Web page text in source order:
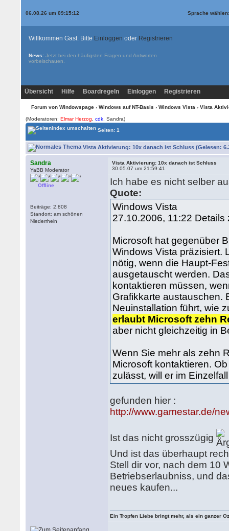
06.08.26 um 09:15:12 Sprache
Willkommen Gast. Bitte Einloggen oder Registrieren
News: Jetzt bei den häufigsten Fragen und Antworten
vorbeischauen.
Übersicht Hilfe Boardregeln Einloggen Registrieren
Forum von Windowspage› Windows auf NT-Basis › Windows Vista › Vista
(Moderatoren:Elmar Herzog ,cdk , Sandra)
Seiten: 1
Vista Aktivierung: 10x danach ist Schluss (Gelesen:
Sandra
YaBB Moderator
Offline
Beiträge: 2.808
Standort: am schönen
Niederrhein
Vista Aktivierung: 10x danach ist Schluss
30.05.07 um 21:59:41
Ich habe es nicht selber
Quote:
Windows Vista
27.10.2006, 11:22 Details
Microsoft hat gegenüber
Windows Vista präzisiert.
nötig, wenn die Haupt-
ausgetauscht werden.
kontaktieren müssen,
Grafikkarte austauschen.
Neuinstallation führt, wie
erlaubt Microsoft zehn
aber nicht gleichzeitig in
Wenn Sie mehr als zehn
Microsoft kontaktieren.
zulässt, will er im
gefunden hier :
http://www.gamestar.de/
Ist das nicht grosszügig
Und ist das überhaupt
Stell dir vor, nach dem 10
Betriebserlaubniss, und
neues kaufen...
Ein Tropfen Liebe bringt mehr, als ein ganzer